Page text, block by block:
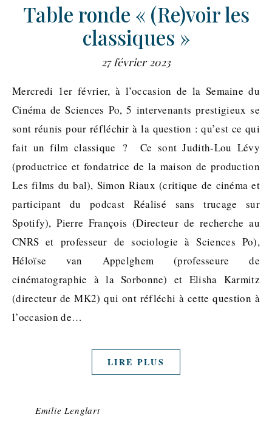
Table ronde « (Re)voir les
classiques »
27 février 2023
Mercredi 1er février, à l’occasion de la Semaine du
Cinéma de Sciences Po, 5 intervenants prestigieux se
sont réunis pour réfléchir à la question : qu’est ce qui
fait un film classique ? Ce sont Judith-Lou Lévy
(productrice et fondatrice de la maison de production
Les films du bal), Simon Riaux (critique de cinéma et
participant du podcast Réalisé sans trucage sur
Spotify), Pierre François (Directeur de recherche au
CNRS et professeur de sociologie à Sciences Po),
Héloïse van Appelghem (professeure de
cinématographie à la Sorbonne) et Elisha Karmitz
(directeur de MK2) qui ont réfléchi à cette question à
l’occasion de…
LIRE PLUS
Emilie Lenglart